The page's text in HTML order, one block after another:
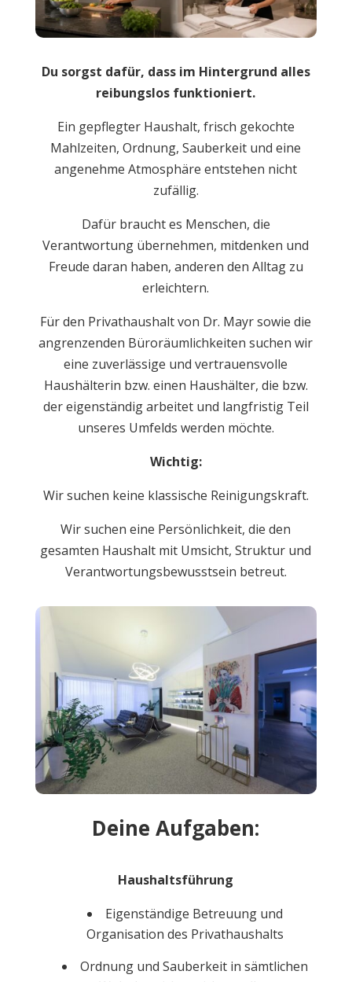
Du sorgst dafür, dass im Hintergrund alles
reibungslos funktioniert.
Ein gepflegter Haushalt, frisch gekochte
Mahlzeiten, Ordnung, Sauberkeit und eine
angenehme Atmosphäre entstehen nicht
zufällig.
Dafür braucht es Menschen, die
Verantwortung übernehmen, mitdenken und
Freude daran haben, anderen den Alltag zu
erleichtern.
Für den Privathaushalt von Dr. Mayr sowie die
angrenzenden Büroräumlichkeiten suchen wir
eine zuverlässige und vertrauensvolle
Haushälterin bzw. einen Haushälter, die bzw.
der eigenständig arbeitet und langfristig Teil
unseres Umfelds werden möchte.
Wichtig:
Wir suchen keine klassische Reinigungskraft.
Wir suchen eine Persönlichkeit, die den
gesamten Haushalt mit Umsicht, Struktur und
Verantwortungsbewusstsein betreut.
Deine Aufgaben:
Haushaltsführung
Eigenständige Betreuung und
Organisation des Privathaushalts
Ordnung und Sauberkeit in sämtlichen